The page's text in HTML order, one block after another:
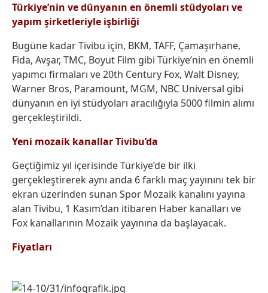
Türkiye’nin ve dünyanın en önemli stüdyoları ve
yapım şirketleriyle işbirliği
Bugüne kadar Tivibu için, BKM, TAFF, Çamaşırhane,
Fida, Avşar, TMC, Boyut Film gibi Türkiye’nin en önemli
yapımcı firmaları ve 20th Century Fox, Walt Disney,
Warner Bros, Paramount, MGM, NBC Universal gibi
dünyanın en iyi stüdyoları aracılığıyla 5000 filmin alımı
gerçekleştirildi.
Yeni mozaik kanallar Tivibu’da
Geçtiğimiz yıl içerisinde Türkiye’de bir ilki
gerçekleştirerek aynı anda 6 farklı maç yayınını tek bir
ekran üzerinden sunan Spor Mozaik kanalını yayına
alan Tivibu, 1 Kasım’dan itibaren Haber kanalları ve
Fox kanallarının Mozaik yayınına da başlayacak.
Fiyatları